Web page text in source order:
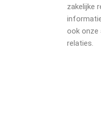
zakelijke
ook onze
relaties.